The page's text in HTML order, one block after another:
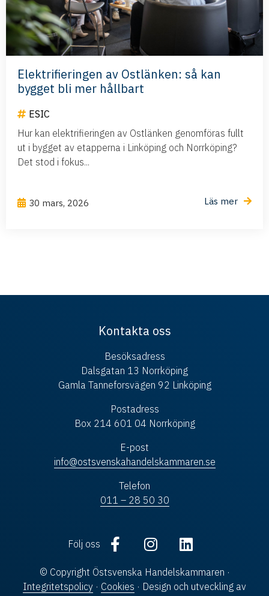
Elektrifieringen av Ostlänken: så kan
bygget bli mer hållbart
ESIC
Hur kan elektrifieringen av Ostlänken genomföras fullt
ut i bygget av etapperna i Linköping och Norrköping?
Det stod i fokus...
30 mars, 2026 Läs mer
Kontakta oss
Besöksadress
Dalsgatan 13 Norrköping
Gamla Tanneforsvägen 92 Linköping
Postadress
Box 214 601 04 Norrköping
E-post
info@ostsvenskahandelskammaren.se
Telefon
011 – 28 50 30
Följ oss
© Copyright Östsvenska Handelskammaren ·
Integritetspolicy · Cookies · Design och utveckling av